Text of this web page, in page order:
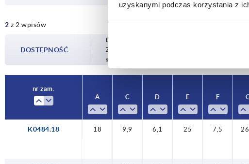
uzyskanymi podczas korzystania z
30
9,9 6,1
2 z 2 wpisów
DOSTĘPNOŚĆ
Dostępność jest aktualizowana kilka razy dziennie
Zostaniesz poinformowany o potwierdzonej dacie
sfinalizowaniem zamówienia.
nr zam.
A
C D E F
K0484.18 18 9,9 6,1 25 7,5